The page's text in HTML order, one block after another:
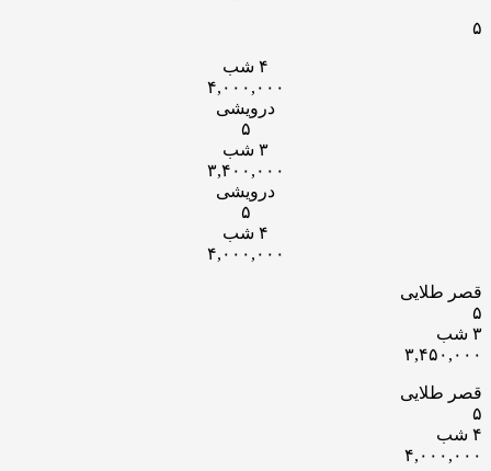
۵
۴ شب
۴,۰۰۰,۰۰۰
درویشی
۵
۳ شب
۳,۴۰۰,۰۰۰
درویشی
۵
۴ شب
۴,۰۰۰,۰۰۰
قصر طلایی
۵
۳ شب
۳,۴۵۰,۰۰۰
قصر طلایی
۵
۴ شب
۴,۰۰۰,۰۰۰